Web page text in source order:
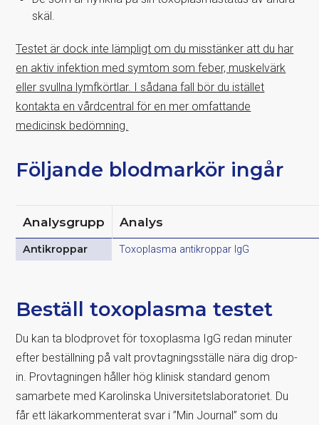
skäl.
Testet är dock inte lämpligt om du misstänker att du har
en aktiv infektion med symtom som feber, muskelvärk
eller svullna lymfkörtlar. I sådana fall bör du istället
kontakta en vårdcentral för en mer omfattande
medicinsk bedömning.
Följande blodmarkör ingår
Analysgrupp Analys
Antikroppar Toxoplasma antikroppar IgG
Beställ toxoplasma testet
Du kan ta blodprovet för toxoplasma IgG redan minuter
efter beställning på valt provtagningsställe nära dig drop-
in. Provtagningen håller hög klinisk standard genom
samarbete med Karolinska Universitetslaboratoriet. Du
får ett läkarkommenterat svar i ”Min Journal” som du